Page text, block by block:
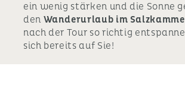
ein wenig stärken und die Sonne
den Wanderurlaub im
nach der Tour so richtig
sich bereits auf Sie!